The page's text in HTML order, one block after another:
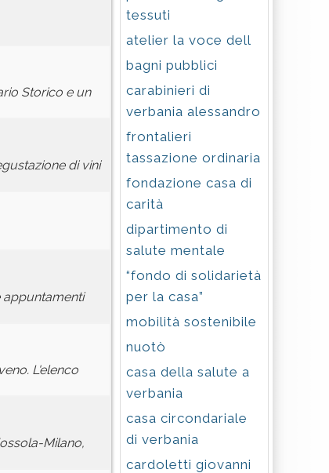
Storico e un
di vini
appuntamenti
L'elenco
Milano,
tessuti
atelier la voce dell
bagni pubblici
carabinieri di
verbania alessandro
frontalieri
tassazione ordinaria
fondazione casa di
carità
dipartimento di
salute mentale
“fondo di solidarietà
per la casa”
mobilità sostenibile
nuotò
casa della salute a
verbania
casa circondariale
di verbania
cardoletti giovanni